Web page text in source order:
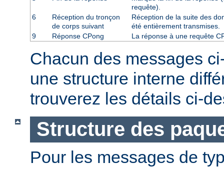
requête).
6
Réception du tronçon
de corps suivant
Réception de la suite des
été entièrement transmises.
9
Réponse CPong La réponse à une requête
Chacun des messages
une structure interne
trouverez les détails ci-
Structure des
Pour les messages de